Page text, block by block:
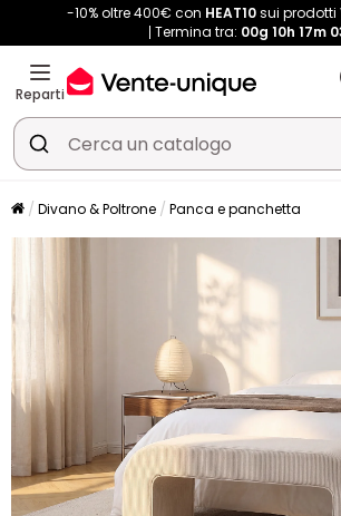
-10% oltre 400€ con HEAT10sui prodotti
Termina tra: 00g 10h 17m
Reparti
Divano & Poltrone Panca e panchetta